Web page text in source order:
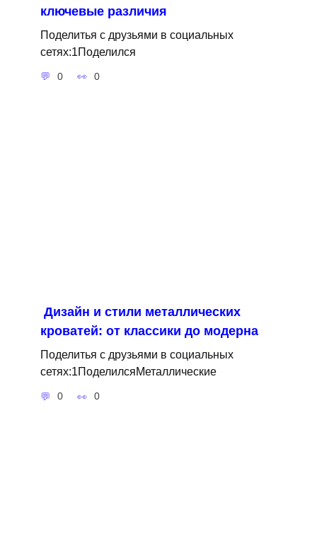
ключевые различия
Поделитья с друзьями в социальных
сетях:1Поделился
0 0
Дизайн и стили металлических
кроватей: от классики до модерна
Поделитья с друзьями в социальных
сетях:1ПоделилсяМеталлические
0 0